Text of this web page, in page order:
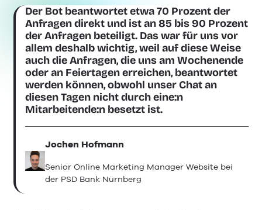
Der Bot beantwortet etwa 70 Prozent der
Anfragen direkt und ist an 85 bis 90 Prozent
der Anfragen beteiligt. Das war für uns vor
allem deshalb wichtig, weil auf diese Weise
auch die Anfragen, die uns am Wochenende
oder an Feiertagen erreichen, beantwortet
werden können, obwohl unser Chat an
diesen Tagen nicht durch eine:n
Mitarbeitende:n besetzt ist.
Jochen Hofmann
Senior Online Marketing Manager Website bei
der PSD Bank Nürnberg